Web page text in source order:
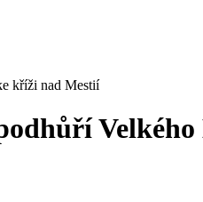
kříži nad Mestií